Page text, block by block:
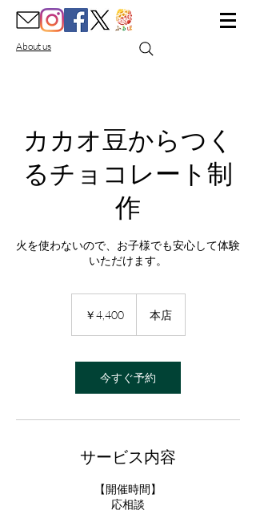
About us
カカオ豆からつく
るチョコレート制
作
火を使わないので、お子様でも安心して体験
いただけます。
￥4,400 本店
今すぐ予約
サービス内容
【開催時間】
応相談